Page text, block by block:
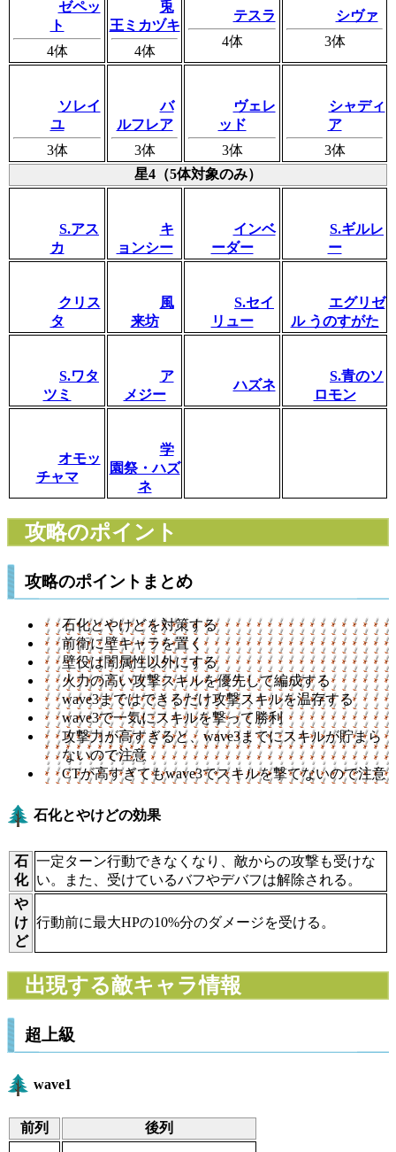
ゼペッ
ト
4体
兎
王ミカヅキ
4体
テスラ
4体
シヴァ
3体
ソレイ
ユ
3体
バ
ルフレア
3体
ヴェレ
ッド
3体
シャディ
ア
3体
星4（5体対象のみ）
S.アス
カ
キ
ョンシー
インベ
ーダー
S.ギルレ
ー
クリス
タ
風
来坊
S.セイ
リュー
エグリゼ
ル うのすがた
S.ワタ
ツミ
ア
メジー
ハズネ
S.青のソ
ロモン
オモッ
チャマ
学
園祭・ハズ
ネ
攻略のポイント
攻略のポイントまとめ
石化とやけどを対策する
前衛に壁キャラを置く
壁役は闇属性以外にする
火力の高い攻撃スキルを優先して編成する
wave3まではできるだけ攻撃スキルを温存する
wave3で一気にスキルを撃って勝利
攻撃力が高すぎると、wave3までにスキルが貯まら
ないので注意
CTが高すぎてもwave3でスキルを撃てないので注意
石化とやけどの効果
石
化
一定ターン行動できなくなり、敵からの攻撃も受けな
い。また、受けているバフやデバフは解除される。
や
け
ど
行動前に最大HPの10%分のダメージを受ける。
出現する敵キャラ情報
超上級
wave1
前列 後列